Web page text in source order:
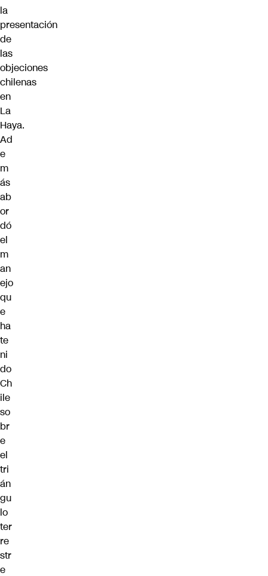
la
presentación
de
las
objeciones
chilenas
en
La
Haya.
Ad
e
m
ás
ab
or
dó
el
m
an
ejo
qu
e
ha
te
ni
do
Ch
ile
so
br
e
el
tri
án
gu
lo
ter
re
str
e